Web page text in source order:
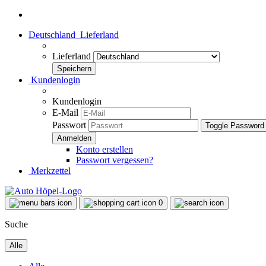
Deutschland Lieferland
Lieferland
Kundenlogin
Kundenlogin
E-Mail
Passwort
Toggle
Konto erstellen
Passwort vergessen?
Merkzettel
0
Suche
Alle